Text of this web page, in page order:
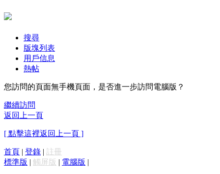
搜尋
版塊列表
用戶信息
熱帖
您訪問的頁面無手機頁面，是否進一步訪問電腦版？
繼續訪問
返回上一頁
[ 點擊這裡返回上一頁 ]
首頁 | 登錄 | 註冊
標準版 | 觸屏版 | 電腦版 |